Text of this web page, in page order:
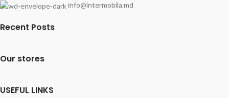
info@intermobila.md
Recent Posts
Our stores
USEFUL LINKS